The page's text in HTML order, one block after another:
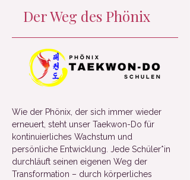
Der Weg des Phönix
Wie der Phönix, der sich immer wieder
erneuert, steht unser Taekwon-Do für
kontinuierliches Wachstum und
persönliche Entwicklung. Jede Schüler*in
durchläuft seinen eigenen Weg der
Transformation – durch körperliches